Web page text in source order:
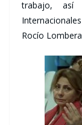
trabajo, así
Rocío